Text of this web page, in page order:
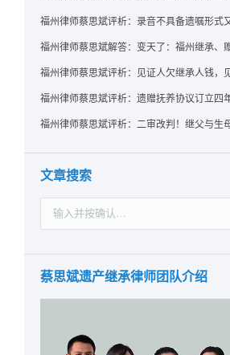
文章搜索
蔡思斌遗产继承律师团队介绍